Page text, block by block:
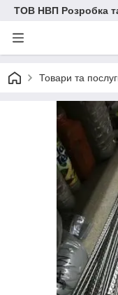
ТОВ НВП Розробка
Товари та